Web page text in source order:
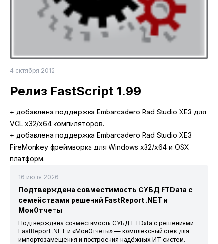
4 октября 2012
Релиз FastScript 1.99
+ добавлена поддержка Embarcadero Rad Studio XE3 для
VCL x32/x64 компиляторов.
+ добавлена поддержка Embarcadero Rad Studio XE3
FireMonkey фреймворка для Windows x32/x64 и OSX
платформ.
16 июля 2026
Подтверждена совместимость СУБД FTData с
семействами решений FastReport .NET и
МоиОтчеты
Подтверждена совместимость СУБД FTData с решениями
FastReport .NET и «МоиОтчеты» — комплексный стек для
импортозамещения и построения надёжных ИТ‑систем.